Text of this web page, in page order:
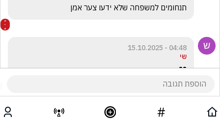
תנחומים למשפחה שלא ידעו צער אמן
04:48 - 15.10.2025
שי
💔